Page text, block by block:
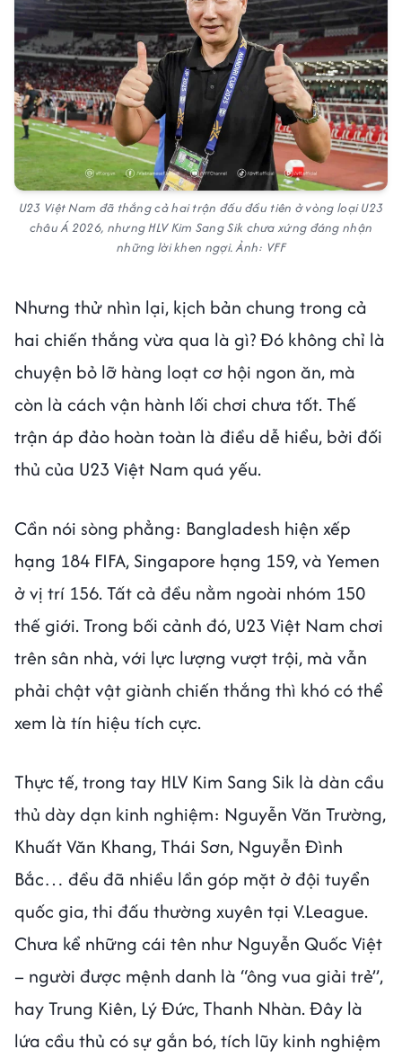
U23 Việt Nam đã thắng cả hai trận đấu đầu tiên ở vòng loại U23
châu Á 2026, nhưng HLV Kim Sang Sik chưa xứng đáng nhận
những lời khen ngợi. Ảnh: VFF
Nhưng thử nhìn lại, kịch bản chung trong cả
hai chiến thắng vừa qua là gì? Đó không chỉ là
chuyện bỏ lỡ hàng loạt cơ hội ngon ăn, mà
còn là cách vận hành lối chơi chưa tốt. Thế
trận áp đảo hoàn toàn là điều dễ hiểu, bởi đối
thủ của U23 Việt Nam quá yếu.
Cần nói sòng phẳng: Bangladesh hiện xếp
hạng 184 FIFA, Singapore hạng 159, và Yemen
ở vị trí 156. Tất cả đều nằm ngoài nhóm 150
thế giới. Trong bối cảnh đó, U23 Việt Nam chơi
trên sân nhà, với lực lượng vượt trội, mà vẫn
phải chật vật giành chiến thắng thì khó có thể
xem là tín hiệu tích cực.
Thực tế, trong tay HLV Kim Sang Sik là dàn cầu
thủ dày dạn kinh nghiệm: Nguyễn Văn Trường,
Khuất Văn Khang, Thái Sơn, Nguyễn Đình
Bắc… đều đã nhiều lần góp mặt ở đội tuyển
quốc gia, thi đấu thường xuyên tại V.League.
Chưa kể những cái tên như Nguyễn Quốc Việt
– người được mệnh danh là “ông vua giải trẻ”,
hay Trung Kiên, Lý Đức, Thanh Nhàn. Đây là
lứa cầu thủ có sự gắn bó, tích lũy kinh nghiệm